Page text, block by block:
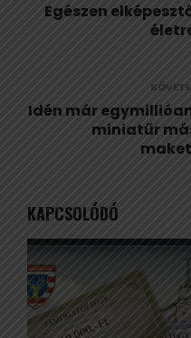
Egészen
Idén már
miniatűr
KAPCSOLÓDÓ